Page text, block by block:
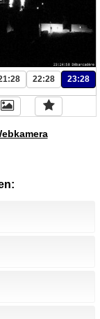
22:28 23:28